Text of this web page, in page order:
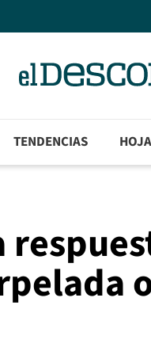
TENDENCIAS